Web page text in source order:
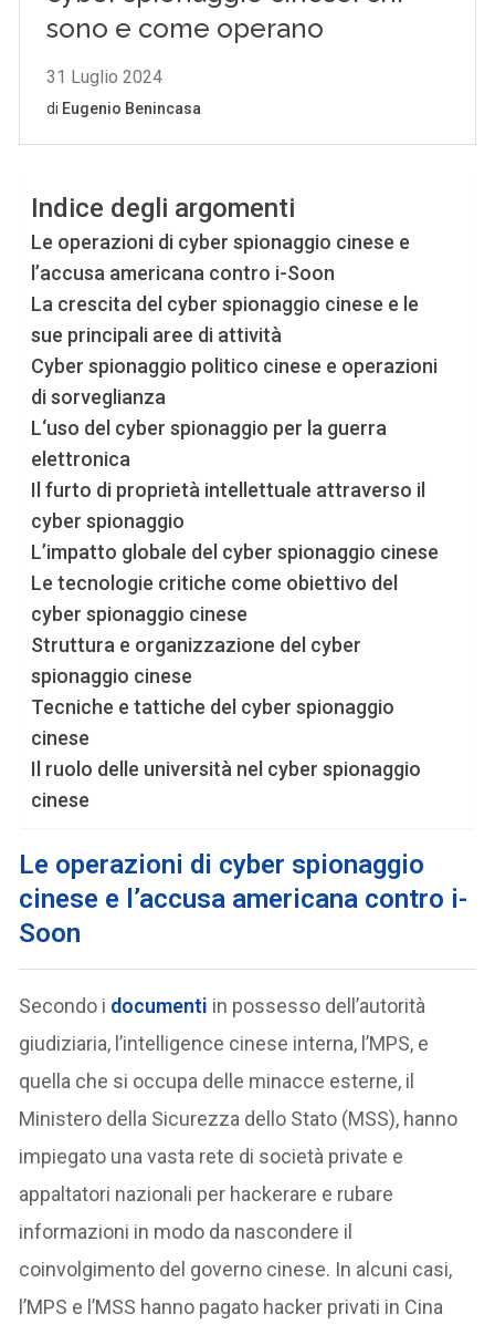
Indice degli argomenti
Le operazioni di cyber spionaggio cinese e
l’accusa americana contro i-Soon
La crescita del cyber spionaggio cinese e le
sue principali aree di attività
Cyber spionaggio politico cinese e operazioni
di sorveglianza
L‘uso del cyber spionaggio per la guerra
elettronica
Il furto di proprietà intellettuale attraverso il
cyber spionaggio
L’impatto globale del cyber spionaggio cinese
Le tecnologie critiche come obiettivo del
cyber spionaggio cinese
Struttura e organizzazione del cyber
spionaggio cinese
Tecniche e tattiche del cyber spionaggio
cinese
Il ruolo delle università nel cyber spionaggio
cinese
Le operazioni di cyber spionaggio
cinese e l’accusa americana contro i-
Soon
Secondo i documenti in possesso dell’autorità
giudiziaria, l’intelligence cinese interna, l’MPS, e
quella che si occupa delle minacce esterne, il
Ministero della Sicurezza dello Stato (MSS), hanno
impiegato una vasta rete di società private e
appaltatori nazionali per hackerare e rubare
informazioni in modo da nascondere il
coinvolgimento del governo cinese. In alcuni casi,
l’MPS e l’MSS hanno pagato hacker privati in Cina